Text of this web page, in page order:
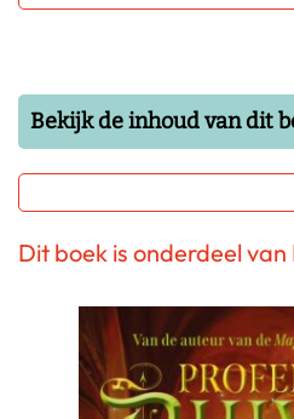
Bekijk de inhoud van dit
Dit boek is onderdeel van